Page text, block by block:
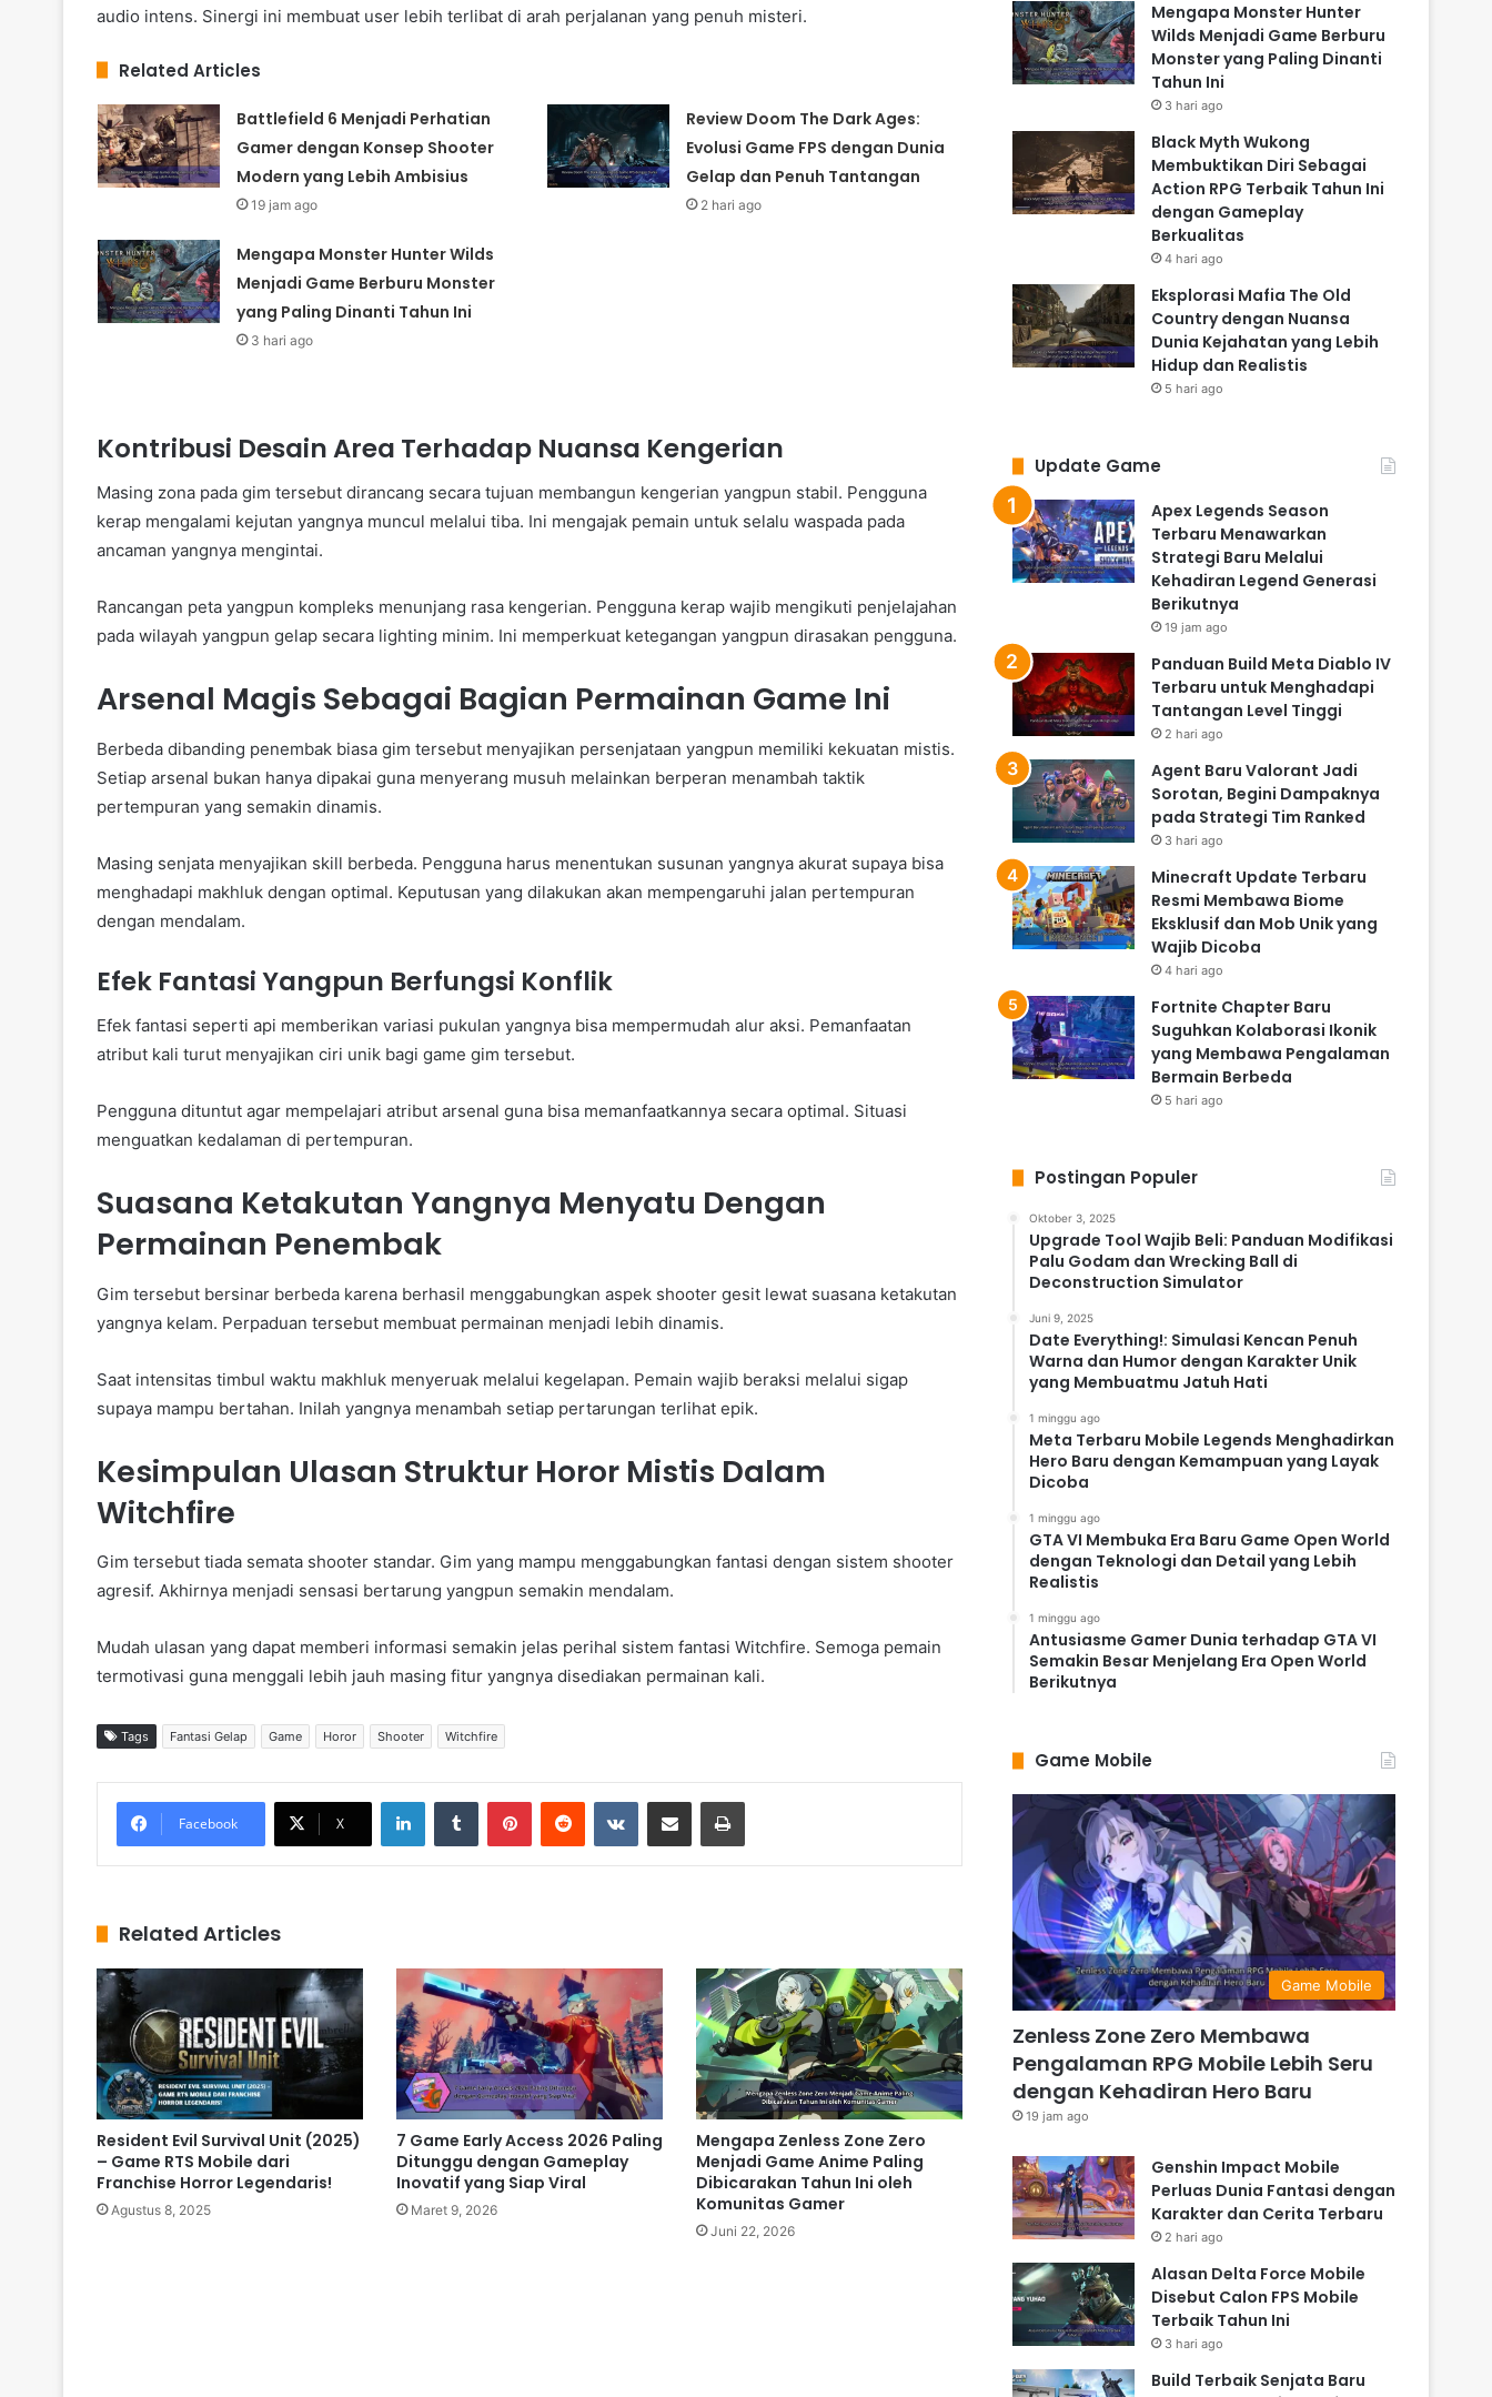
audio intens. Sinergi ini membuat user lebih terlibat di arah perjalanan yang penuh misteri.
Related Articles
Battlefield 6 Menjadi Perhatian
Gamer dengan Konsep Shooter
Modern yang Lebih Ambisius
19 jam ago
Review Doom The Dark Ages:
Evolusi Game FPS dengan Dunia
Gelap dan Penuh Tantangan
2 hari ago
Mengapa Monster Hunter Wilds
Menjadi Game Berburu Monster
yang Paling Dinanti Tahun Ini
3 hari ago
Kontribusi Desain Area Terhadap Nuansa Kengerian
Masing zona pada gim tersebut dirancang secara tujuan membangun kengerian yangpun stabil. Pengguna
kerap mengalami kejutan yangnya muncul melalui tiba. Ini mengajak pemain untuk selalu waspada pada
ancaman yangnya mengintai.
Rancangan peta yangpun kompleks menunjang rasa kengerian. Pengguna kerap wajib mengikuti penjelajahan
pada wilayah yangpun gelap secara lighting minim. Ini memperkuat ketegangan yangpun dirasakan pengguna.
Arsenal Magis Sebagai Bagian Permainan Game Ini
Berbeda dibanding penembak biasa gim tersebut menyajikan persenjataan yangpun memiliki kekuatan mistis.
Setiap arsenal bukan hanya dipakai guna menyerang musuh melainkan berperan menambah taktik
pertempuran yang semakin dinamis.
Masing senjata menyajikan skill berbeda. Pengguna harus menentukan susunan yangnya akurat supaya bisa
menghadapi makhluk dengan optimal. Keputusan yang dilakukan akan mempengaruhi jalan pertempuran
dengan mendalam.
Efek Fantasi Yangpun Berfungsi Konflik
Efek fantasi seperti api memberikan variasi pukulan yangnya bisa mempermudah alur aksi. Pemanfaatan
atribut kali turut menyajikan ciri unik bagi game gim tersebut.
Pengguna dituntut agar mempelajari atribut arsenal guna bisa memanfaatkannya secara optimal. Situasi
menguatkan kedalaman di pertempuran.
Suasana Ketakutan Yangnya Menyatu Dengan
Permainan Penembak
Gim tersebut bersinar berbeda karena berhasil menggabungkan aspek shooter gesit lewat suasana ketakutan
yangnya kelam. Perpaduan tersebut membuat permainan menjadi lebih dinamis.
Saat intensitas timbul waktu makhluk menyeruak melalui kegelapan. Pemain wajib beraksi melalui sigap
supaya mampu bertahan. Inilah yangnya menambah setiap pertarungan terlihat epik.
Kesimpulan Ulasan Struktur Horor Mistis Dalam
Witchfire
Gim tersebut tiada semata shooter standar. Gim yang mampu menggabungkan fantasi dengan sistem shooter
agresif. Akhirnya menjadi sensasi bertarung yangpun semakin mendalam.
Mudah ulasan yang dapat memberi informasi semakin jelas perihal sistem fantasi Witchfire. Semoga pemain
termotivasi guna menggali lebih jauh masing fitur yangnya disediakan permainan kali.
Tags Fantasi Gelap Game Horor Shooter Witchfire
Facebook X
Related Articles
Resident Evil Survival Unit (2025)
– Game RTS Mobile dari
Franchise Horror Legendaris!
Agustus 8, 2025
7 Game Early Access 2026 Paling
Ditunggu dengan Gameplay
Inovatif yang Siap Viral
Maret 9, 2026
Mengapa Zenless Zone Zero
Menjadi Game Anime Paling
Dibicarakan Tahun Ini oleh
Komunitas Gamer
Juni 22, 2026
Mengapa Monster Hunter
Wilds Menjadi Game Berburu
Monster yang Paling Dinanti
Tahun Ini
3 hari ago
Black Myth Wukong
Membuktikan Diri Sebagai
Action RPG Terbaik Tahun Ini
dengan Gameplay
Berkualitas
4 hari ago
Eksplorasi Mafia The Old
Country dengan Nuansa
Dunia Kejahatan yang Lebih
Hidup dan Realistis
5 hari ago
Update Game
Apex Legends Season
Terbaru Menawarkan
Strategi Baru Melalui
Kehadiran Legend Generasi
Berikutnya
19 jam ago
Panduan Build Meta Diablo IV
Terbaru untuk Menghadapi
Tantangan Level Tinggi
2 hari ago
Agent Baru Valorant Jadi
Sorotan, Begini Dampaknya
pada Strategi Tim Ranked
3 hari ago
Minecraft Update Terbaru
Resmi Membawa Biome
Eksklusif dan Mob Unik yang
Wajib Dicoba
4 hari ago
Fortnite Chapter Baru
Suguhkan Kolaborasi Ikonik
yang Membawa Pengalaman
Bermain Berbeda
5 hari ago
Postingan Populer
Oktober 3, 2025
Upgrade Tool Wajib Beli: Panduan Modifikasi
Palu Godam dan Wrecking Ball di
Deconstruction Simulator
Juni 9, 2025
Date Everything!: Simulasi Kencan Penuh
Warna dan Humor dengan Karakter Unik
yang Membuatmu Jatuh Hati
1 minggu ago
Meta Terbaru Mobile Legends Menghadirkan
Hero Baru dengan Kemampuan yang Layak
Dicoba
1 minggu ago
GTA VI Membuka Era Baru Game Open World
dengan Teknologi dan Detail yang Lebih
Realistis
1 minggu ago
Antusiasme Gamer Dunia terhadap GTA VI
Semakin Besar Menjelang Era Open World
Berikutnya
Game Mobile
Game Mobile
Zenless Zone Zero Membawa
Pengalaman RPG Mobile Lebih Seru
dengan Kehadiran Hero Baru
19 jam ago
Genshin Impact Mobile
Perluas Dunia Fantasi dengan
Karakter dan Cerita Terbaru
2 hari ago
Alasan Delta Force Mobile
Disebut Calon FPS Mobile
Terbaik Tahun Ini
3 hari ago
Build Terbaik Senjata Baru